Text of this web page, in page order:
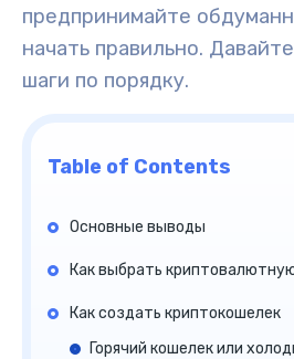
предпринимайте
начать правильно.
шаги по порядку.
Table of Contents
Основные выводы
Как выбрать
Как создать криптокошелек
Горячий кошелек или